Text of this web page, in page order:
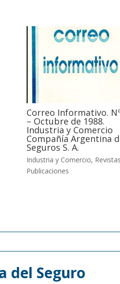
Correo Informativo.
– Octubre de 1988.
Industria y Comercio
Compañía Argentina
Seguros S. A.
Industria y Comercio,
Publicaciones
del Seguro